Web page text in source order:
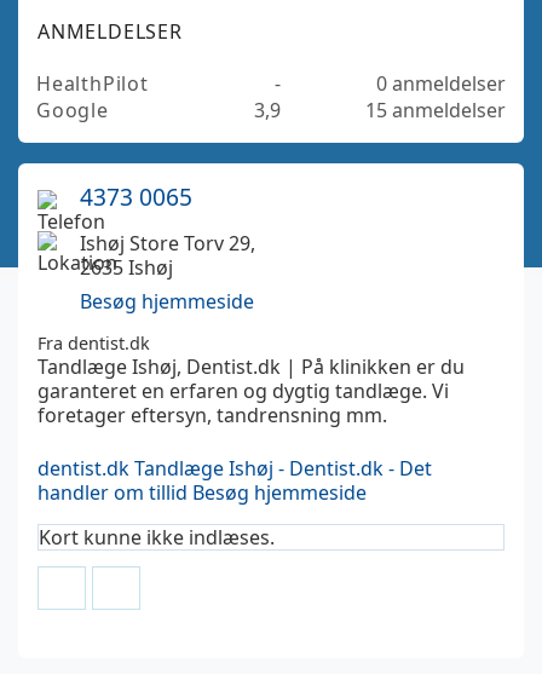
ANMELDELSER
HealthPilot
-
0 anmeldelser
Google
3,9 15 anmeldelser
4373 0065
Ishøj Store Torv 29,
2635 Ishøj
Besøg hjemmeside
Fra dentist.dk
Tandlæge Ishøj, Dentist.dk | På klinikken er du
garanteret en erfaren og dygtig tandlæge. Vi
foretager eftersyn, tandrensning mm.
dentist.dkTandlæge Ishøj - Dentist.dk - Det
handler om tillid Besøg hjemmeside
Kort kunne ikke indlæses.